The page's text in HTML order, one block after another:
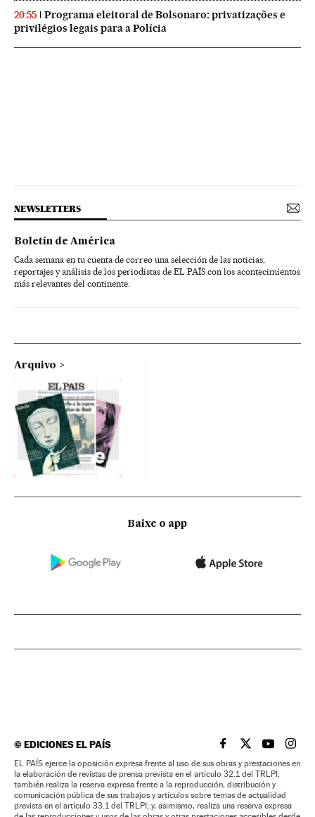
20:55
Programa eleitoral de Bolsonaro: privatizações e
privilégios legais para a Polícia
NEWSLETTERS
Boletín de América
Cada semana en tu cuenta de correo una selección de las noticias,
reportajes y análisis de los periodistas de EL PAÍS con los acontecimientos
más relevantes del continente.
Arquivo
Baixe o app
©EDICIONES EL PAÍS EL PAÍS BRASIL EN
EL PAÍSEL PAÍS
EL
EL PAÍS ejerce la oposición expresa frente al uso de sus obras y prestaciones en
la elaboración de revistas de prensa prevista en el artículo 32.1 del TRLPI;
también realiza la reserva expresa frente a la reproducción, distribución y
comunicación pública de sus trabajos y artículos sobre temas de actualidad
prevista en el artículo 33.1 del TRLPI; y, asimismo, realiza una reserva expresa